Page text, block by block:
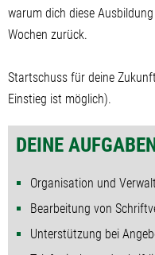
warum dich diese
Wochen zurück.
Startschuss für deine
Einstieg ist möglich).
DEINE
Organisation und
Bearbeitung von
Unterstützung bei